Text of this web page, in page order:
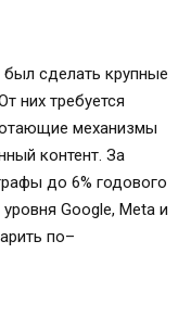
сделать крупные
них требуется
механизмы
контент. За
до 6% годового
Google, Meta и
по–